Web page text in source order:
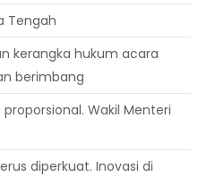
Tengah
kerangka hukum acara
berimbang
Wakil Menteri
diperkuat. Inovasi di